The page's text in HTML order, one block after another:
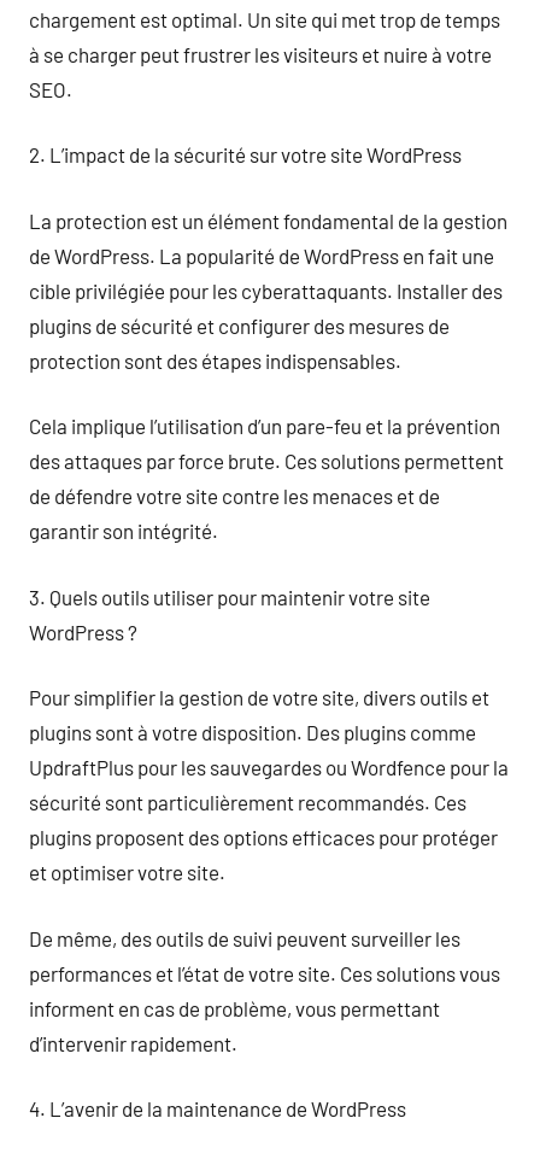
chargement est optimal. Un site qui met trop de temps
à se charger peut frustrer les visiteurs et nuire à votre
SEO.
2. L’impact de la sécurité sur votre site WordPress
La protection est un élément fondamental de la gestion
de WordPress. La popularité de WordPress en fait une
cible privilégiée pour les cyberattaquants. Installer des
plugins de sécurité et configurer des mesures de
protection sont des étapes indispensables.
Cela implique l’utilisation d’un pare-feu et la prévention
des attaques par force brute. Ces solutions permettent
de défendre votre site contre les menaces et de
garantir son intégrité.
3. Quels outils utiliser pour maintenir votre site
WordPress ?
Pour simplifier la gestion de votre site, divers outils et
plugins sont à votre disposition. Des plugins comme
UpdraftPlus pour les sauvegardes ou Wordfence pour la
sécurité sont particulièrement recommandés. Ces
plugins proposent des options efficaces pour protéger
et optimiser votre site.
De même, des outils de suivi peuvent surveiller les
performances et l’état de votre site. Ces solutions vous
informent en cas de problème, vous permettant
d’intervenir rapidement.
4. L’avenir de la maintenance de WordPress